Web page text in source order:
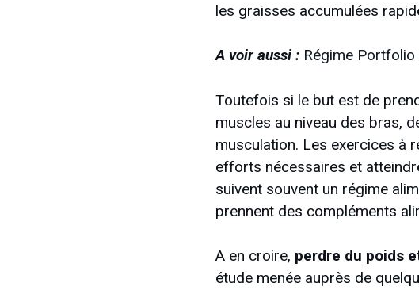
les graisses accumulées
A voir aussi : Régime
Toutefois si le but est de
muscles au niveau des bras,
musculation. Les exercices à
efforts nécessaires et
suivent souvent un régime
prennent des compléments
A en croire, perdre du poids
étude menée auprès de